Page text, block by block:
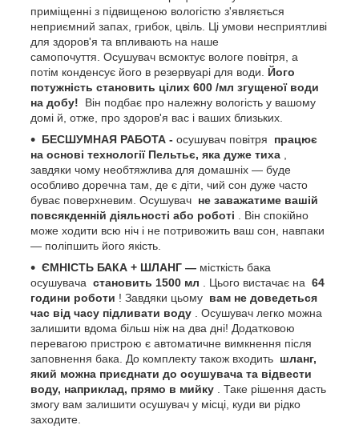
приміщенні з підвищеною вологістю з'являється
неприємний запах, грибок, цвіль. Ці умови несприятливі
для здоров'я та впливають на наше
самопочуття. Осушувач всмоктує вологе повітря, а
потім конденсує його в резервуарі для води. Його
потужність становить цілих 600 /мл згущеної води
на добу!
Він подбає про належну вологість у вашому
домі й, отже, про здоров'я вас і ваших близьких.
БЕСШУМНАЯ РАБОТА - осушувач повітря працює
на основі технології Пельтьє, яка дуже тиха ,
завдяки чому необтяжлива для домашніх — буде
особливо доречна там, де є діти, чий сон дуже часто
буває поверхневим. Осушувач не заважатиме вашій
повсякденній діяльності або роботі . Він спокійно
може ходити всю ніч і не потривожить ваш сон, навпаки
— поліпшить його якість.
ЄМНІСТЬ БАКА + ШЛАНГ — місткість бака
осушувача становить 1500 мл . Цього вистачає на 64
години роботи ! Завдяки цьому вам не доведеться
час від часу підливати воду . Осушувач легко можна
залишити вдома більш ніж на два дні! Додатковою
перевагою пристрою є автоматичне вимкнення після
заповнення бака. До комплекту також входить шланг,
який можна приєднати до осушувача та відвести
воду, наприклад, прямо в мийку . Таке рішення дасть
змогу вам залишити осушувач у місці, куди ви рідко
заходите.